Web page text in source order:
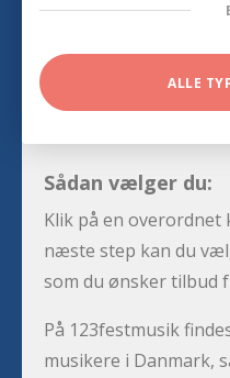
ALLE
Sådan vælger du:
Klik på en overordnet
næste step kan du
som du ønsker tilbud
På 123festmusik
musikere i Danmark,